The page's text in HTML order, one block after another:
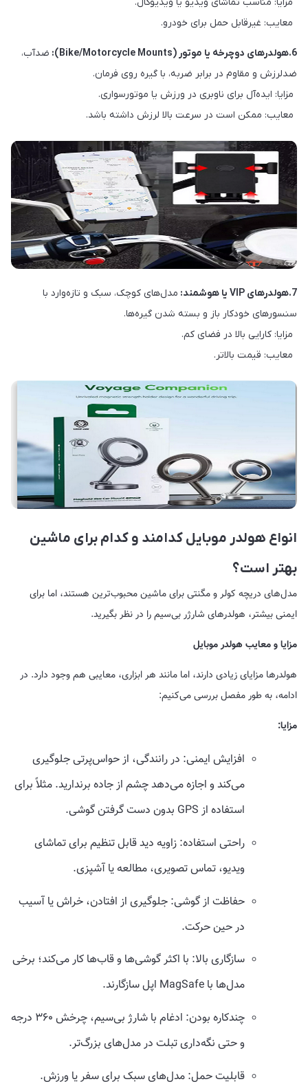
معایب: غیرقابل حمل برای خودرو.
6.هولدرهای دوچرخه یا موتور (Bike/Motorcycle Mounts):
ضدآب،
ضدلرزش و مقاوم در برابر ضربه، با گیره روی فرمان.
مزایا: ایده‌آل برای ناوبری در ورزش یا موتورسواری.
معایب: ممکن است در سرعت بالا لرزش داشته باشد.
7.هولدرهای VIP یا هوشمند:
مدل‌های کوچک، سبک و تازه‌وارد با
سنسورهای خودکار باز و بسته شدن گیره‌ها.
مزایا: کارایی بالا در فضای کم.
معایب: قیمت بالاتر.
انواع هولدر موبایل کدامند و کدام برای ماشین
بهتر است؟
مدل‌های دریچه کولر و مگنتی برای ماشین محبوب‌ترین هستند، اما برای
ایمنی بیشتر، هولدرهای شارژر بی‌سیم را در نظر بگیرید.
مزایا و معایب هولدر موبایل
هولدرها مزایای زیادی دارند، اما مانند هر ابزاری، معایبی هم وجود دارد. در
ادامه، به طور مفصل بررسی می‌کنیم:
مزایا:
افزایش ایمنی: در رانندگی، از حواس‌پرتی جلوگیری
می‌کند و اجازه می‌دهد چشم از جاده برندارید. مثلاً برای
استفاده از GPS بدون دست گرفتن گوشی.
راحتی استفاده: زاویه دید قابل تنظیم برای تماشای
ویدیو، تماس تصویری، مطالعه یا آشپزی.
حفاظت از گوشی: جلوگیری از افتادن، خراش یا آسیب
در حین حرکت.
سازگاری بالا: با اکثر گوشی‌ها و قاب‌ها کار می‌کند؛ برخی
مدل‌ها با MagSafe اپل سازگارند.
چندکاره بودن: ادغام با شارژ بی‌سیم، چرخش ۳۶۰ درجه
و حتی نگه‌داری تبلت در مدل‌های بزرگ‌تر.
قابلیت حمل: مدل‌های سبک برای سفر یا ورزش.